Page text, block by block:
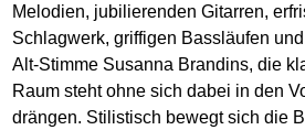
Melodien, jubilierenden Gitarren,
Schlagwerk, griffigen Bassläufen
Alt-Stimme Susanna Brandins, die
Raum steht ohne sich dabei in den
drängen. Stilistisch bewegt sich die